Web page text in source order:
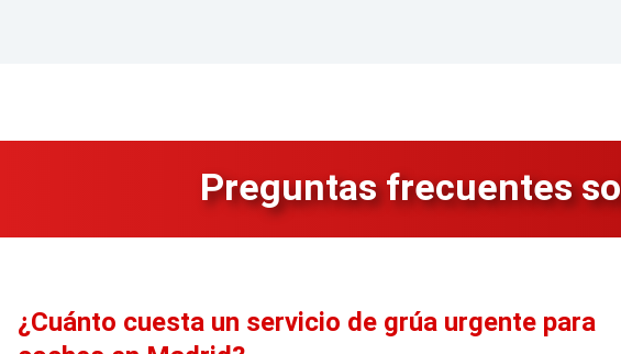
Preguntas frecuentes
¿Cuánto cuesta un servicio de grúa urgente para